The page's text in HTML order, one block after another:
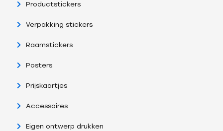
Productstickers
Verpakking stickers
Raamstickers
Posters
Prijskaartjes
Accessoires
Eigen ontwerp drukken